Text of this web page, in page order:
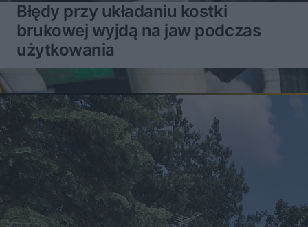
Błędy przy układaniu kostki
brukowej wyjdą na jaw podczas
użytkowania